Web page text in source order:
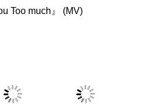
Too much』 (MV)